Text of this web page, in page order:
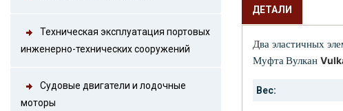
Техническая эксплуатация портовых
инженерно-технических сооружений
Судовые двигатели и лодочные
моторы
ДЕТАЛИ
Два эластичных
Муфта Вулкан
Вес: